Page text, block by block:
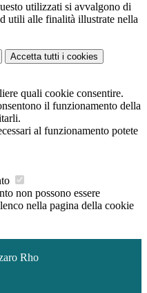
utilizzati si avvalgono di
utili alle finalità illustrate nella
Accetta tutti i cookies
quali cookie consentire.
il funzionamento della
al funzionamento potete
non possono essere
nella pagina della cookie
Rho